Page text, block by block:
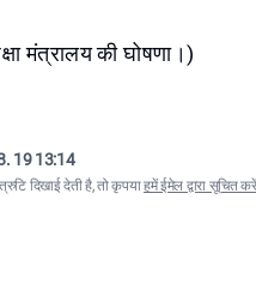
मंत्रालय की घोषणा।)
19 13:14
दिखाई देती है, तो कृपयाहमें ईमेल द्वारा सूचित करें